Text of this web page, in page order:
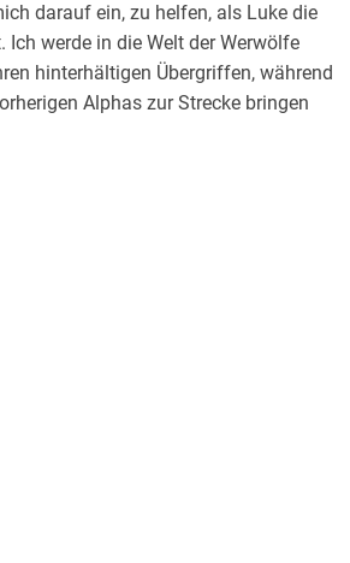
darauf ein, zu helfen, als Luke die
Ich werde in die Welt der Werwölfe
hinterhältigen Übergriffen, während
Alphas zur Strecke bringen
dem nur allzu bald tödlicher Ernst
in Zukunft aussehen wird.
Fantasyreihe von USA
Aimee Easterling lässt dich in eine